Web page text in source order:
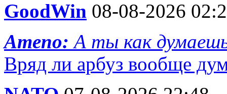
GoodWin 08-08-2026
Ameno:А ты как
Вряд ли арбуз вообще